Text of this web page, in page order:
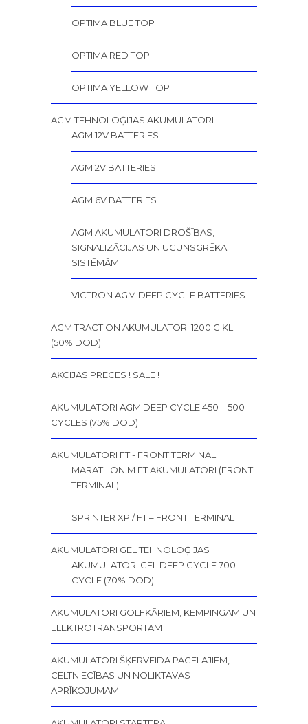
OPTIMA BLUE TOP
OPTIMA RED TOP
OPTIMA YELLOW TOP
AGM TEHNOLOĢIJAS AKUMULATORI
AGM 12V BATTERIES
AGM 2V BATTERIES
AGM 6V BATTERIES
AGM AKUMULATORI DROŠĪBAS,
SIGNALIZĀCIJAS UN UGUNSGRĒKA
SISTĒMĀM
VICTRON AGM DEEP CYCLE BATTERIES
AGM TRACTION AKUMULATORI 1200 CIKLI
(50% DOD)
AKCIJAS PRECES ! SALE !
AKUMULATORI AGM DEEP CYCLE 450 – 500
CYCLES (75% DOD)
AKUMULATORI FT - FRONT TERMINAL
MARATHON M FT AKUMULATORI (FRONT
TERMINAL)
SPRINTER XP / FT – FRONT TERMINAL
AKUMULATORI GEL TEHNOLOĢIJAS
AKUMULATORI GEL DEEP CYCLE 700
CYCLE (70% DOD)
AKUMULATORI GOLFKĀRIEM, KEMPINGAM UN
ELEKTROTRANSPORTAM
AKUMULATORI ŠĶĒRVEIDA PACĒLĀJIEM,
CELTNIECĪBAS UN NOLIKTAVAS
APRĪKOJUMAM